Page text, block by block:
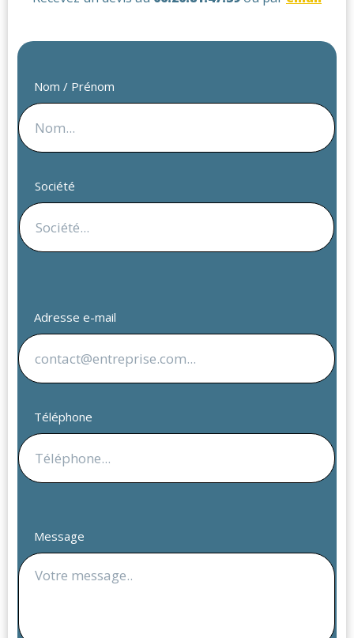
Nom / Prénom
Société
Adresse e-mail
Téléphone
Message